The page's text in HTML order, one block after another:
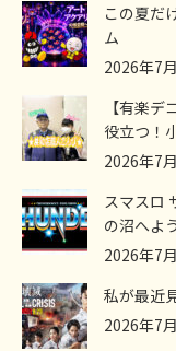
この夏だ
ム
2026年7
【有楽
役立つ！
2026年7
スマスロ
の沼へよ
2026年7
私が最近
2026年7